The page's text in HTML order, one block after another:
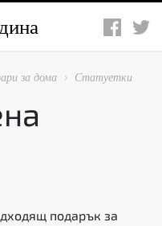
за дома  Статуетки
подарък за